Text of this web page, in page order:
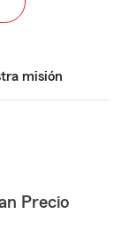
misión
Precio